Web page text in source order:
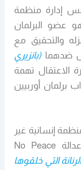
إدارة منظمة
عضو البرلمان
والتحقيق مع
ضدهما(بانزيري
الاعتقال تهمة
برلمان أوربيين
إنسانية غير
حكومية تدعى لا سلام دون عدالة No Peace
التي خلقوها